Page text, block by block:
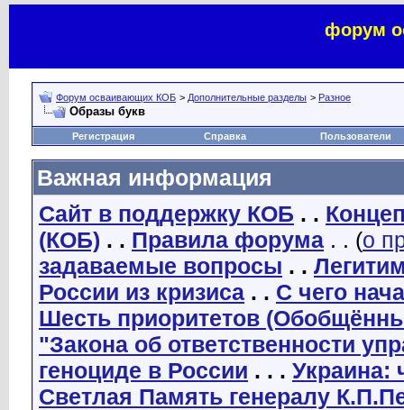
форум
Форум осваивающих КОБ > Дополнительные разделы > Разное
Образы букв
Регистрация Справка Пользователи
Важная информация
Сайт в поддержку КОБ . .
(КОБ) . . Правила форума . . (о
задаваемые вопросы . .
России из кризиса . . С чего
Шесть приоритетов
"Закона об ответственности
геноциде в России . . . Украина:
Светлая Память генералу